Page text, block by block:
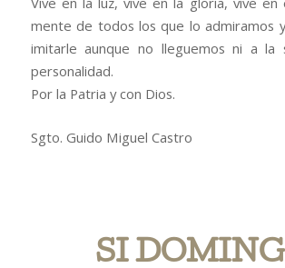
mente de todos los que lo admiramos
imitarle aunque no lleguemos ni a la
personalidad.
Por la Patria y con Dios.
Sgto. Guido Miguel Castro
SI